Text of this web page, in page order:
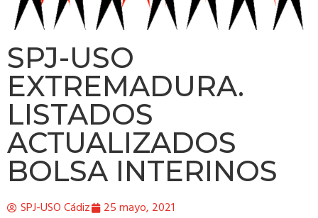
SPJ-USO
EXTREMADURA.
LISTADOS
ACTUALIZADOS
BOLSA INTERINOS
SPJ-USO Cádiz 25 mayo, 2021